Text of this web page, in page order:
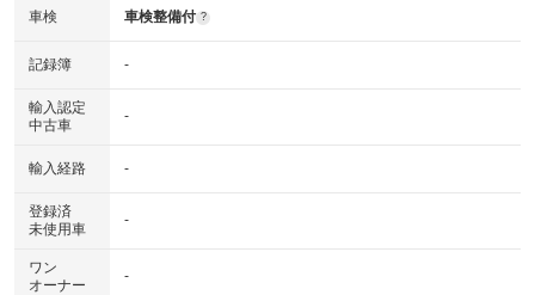
車検 車検整備付 ?
記録簿 -
輸入認定
中古車
-
輸入経路 -
登録済
未使用車
-
ワン
オーナー
-